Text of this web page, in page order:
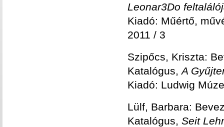
Leonar3Do
Kiadó: Műértő,
2011 / 3
Szipőcs, Kriszta:
Katalógus,A Gyű
Kiadó: Ludwig
Lülf, Barbara:
Katalógus, Seit